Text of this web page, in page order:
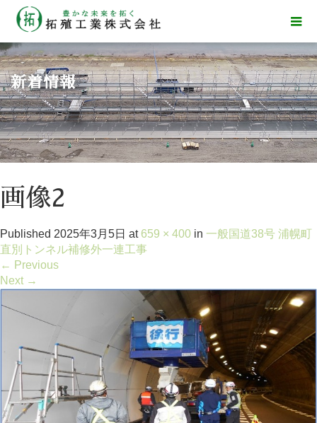
新着情報
画像2
Published 2025年3月5日 at 659 × 400 in 一般国道38号 浦幌町
直別トンネル補修外一連工事
← Previous
Next →